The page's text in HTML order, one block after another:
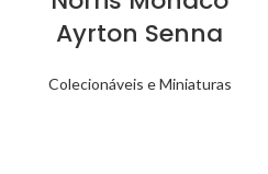
Ayrton Senna
Colecionáveis e Miniaturas